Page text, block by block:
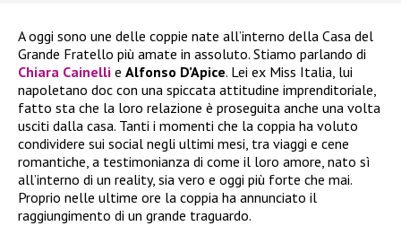
A oggi sono une delle coppie nate all’interno della Casa del
Grande Fratello più amate in assoluto. Stiamo parlando di
Chiara Cainelli e Alfonso D’Apice. Lei ex Miss Italia, lui
napoletano doc con una spiccata attitudine imprenditoriale,
fatto sta che la loro relazione è proseguita anche una volta
usciti dalla casa. Tanti i momenti che la coppia ha voluto
condividere sui social negli ultimi mesi, tra viaggi e cene
romantiche, a testimonianza di come il loro amore, nato sì
all’interno di un reality, sia vero e oggi più forte che mai.
Proprio nelle ultime ore la coppia ha annunciato il
raggiungimento di un grande traguardo.